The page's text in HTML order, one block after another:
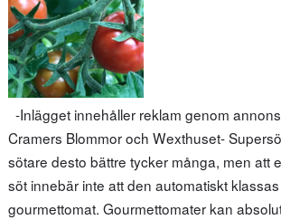
-Inlägget innehåller reklam genom
Cramers Blommor och Wexthuset-
sötare desto bättre tycker många, men att
söt innebär inte att den automatiskt
gourmettomat. Gourmettomater kan